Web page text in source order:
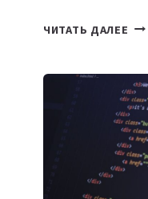
ЧИТАТЬ ДАЛЕЕ